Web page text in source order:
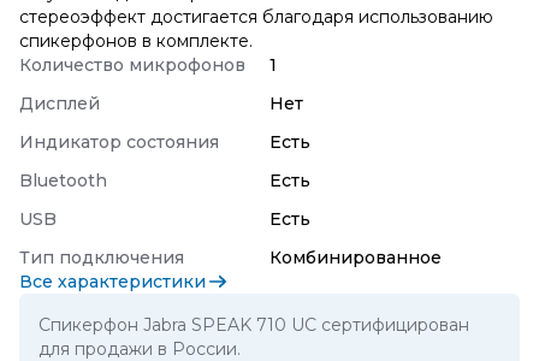
стереоэффект достигается благодаря использованию
спикерфонов в комплекте.
Количество микрофонов
1
Дисплей
Нет
Индикатор состояния
Есть
Bluetooth
Есть
USB
Есть
Тип подключения
Комбинированное
Все характеристики
Спикерфон Jabra SPEAK 710 UC сертифицирован
для продажи в России.